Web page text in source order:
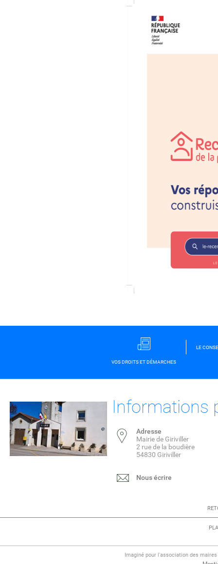
VOS DROITS ET DÉMARCHES
LE
Informations
Adresse
Mairie de Giriviller
2 rue de la boudière
54830 Giriviller
Nous écrire
Imaginé pour l'association des